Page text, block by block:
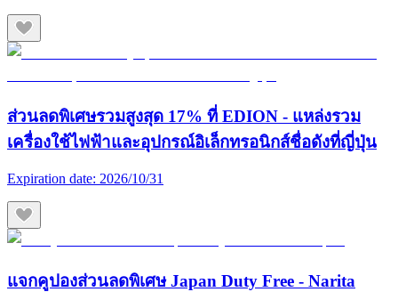
ส่วนลดพิเศษรวมสูงสุด 17% ที่ EDION - แหล่งรวม
เครื่องใช้ไฟฟ้าและอุปกรณ์อิเล็กทรอนิกส์ชื่อดังที่ญี่ปุ่น
Expiration date: 2026/10/31
แจกคูปองส่วนลดพิเศษ Japan Duty Free - Narita